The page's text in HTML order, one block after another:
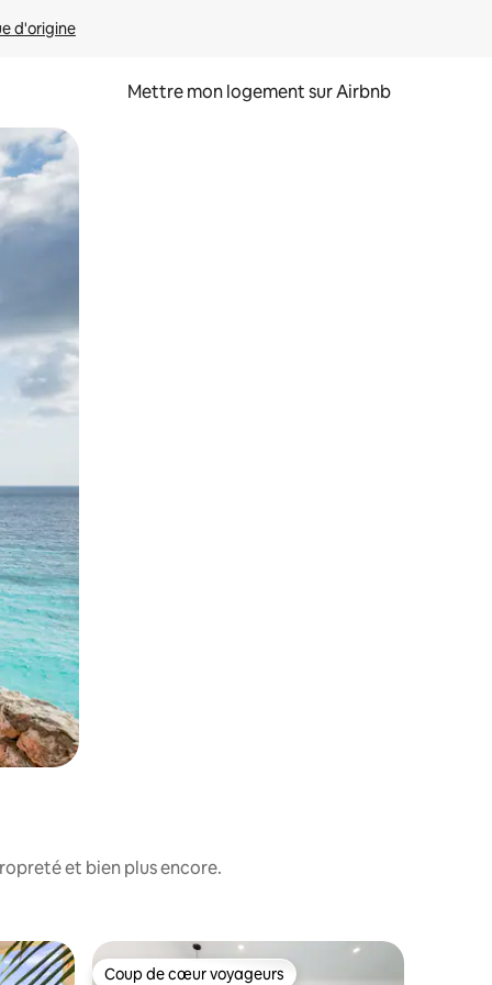
d'origine
Mettre mon logement sur Airbnb
glisser.
et bien plus encore.
Coup de cœur voyageurs